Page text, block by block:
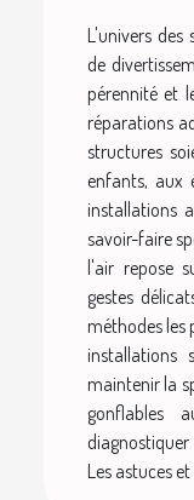
L'univers
de
pérennité et
réparations
structures
enfants, aux
installations
savoir-faire
l'air repose
gestes
méthodes les
installations
maintenir la
gonflables
Les astuces et